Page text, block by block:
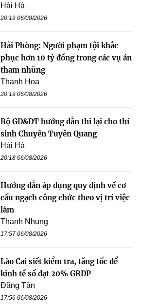
Hải Hà
20:19 06/08/2026
Hải Phòng: Người phạm tội khắc
phục hơn 10 tỷ đồng trong các vụ án
tham nhũng
Thanh Hoa
20:19 06/08/2026
Bộ GD&ĐT hướng dẫn thi lại cho thí
sinh Chuyên Tuyên Quang
Hải Hà
20:18 06/08/2026
Hướng dẫn áp dụng quy định về cơ
cấu ngạch công chức theo vị trí việc
làm
Thanh Nhung
17:57 06/08/2026
Lào Cai siết kiểm tra, tăng tốc để
kinh tế số đạt 20% GRDP
Đăng Tân
17:56 06/08/2026